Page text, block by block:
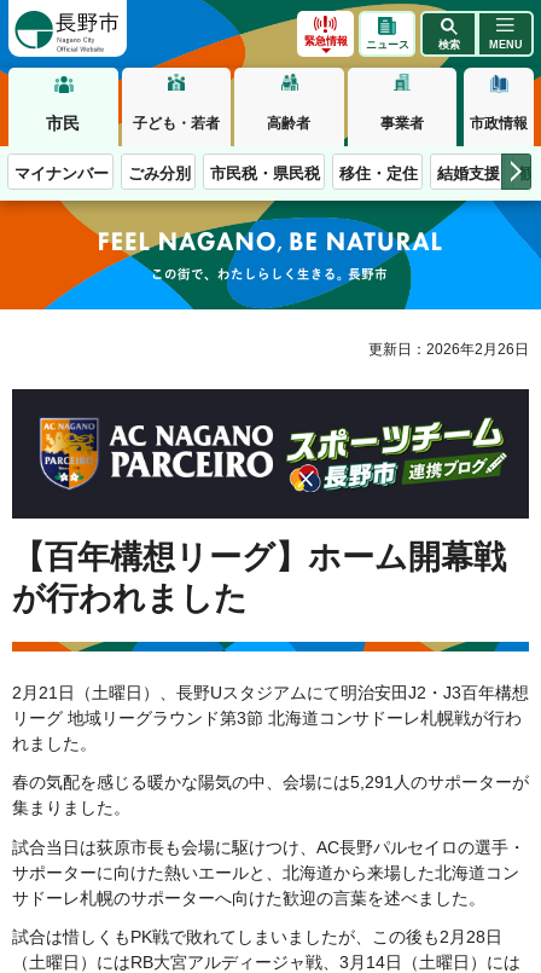
緊急情報 ニュース 検索 MENU
市民 子ども・若者 高齢者 事業者 市政情報
マイナンバー ごみ分別 市民税・県民税 移住・定住 結婚支援 観
この街で、わたしらしく生きる。長野市
更新日：2026年2月26日
【百年構想リーグ】ホーム開幕戦
が行われました
2月21日（土曜日）、長野Uスタジアムにて明治安田J2・J3百年構想
リーグ 地域リーグラウンド第3節 北海道コンサドーレ札幌戦が行わ
れました。
春の気配を感じる暖かな陽気の中、会場には5,291人のサポーターが
集まりました。
試合当日は荻原市長も会場に駆けつけ、AC長野パルセイロの選手・
サポーターに向けた熱いエールと、北海道から来場した北海道コン
サドーレ札幌のサポーターへ向けた歓迎の言葉を述べました。
試合は惜しくもPK戦で敗れてしまいましたが、この後も2月28日
（土曜日）にはRB大宮アルディージャ戦、3月14日（土曜日）には